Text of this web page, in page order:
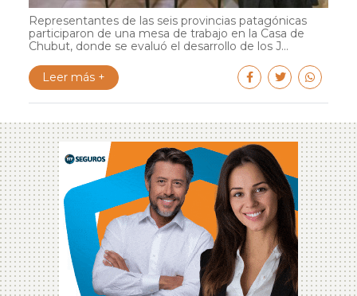
Representantes de las seis provincias patagónicas
participaron de una mesa de trabajo en la Casa de
Chubut, donde se evaluó el desarrollo de los J...
Leer más +